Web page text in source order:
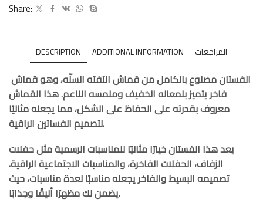
Share:
DESCRIPTION ADDITIONAL INFORMATION المراجعات
فاخر يتميز بلمعانه الخفيف وملمسه الناعم. هذا القماش
معروف بقدرته على الحفاظ على الشكل، مما يجعله مثاليًا
لتصميم الفساتين الراقية.
يعد هذا الفستان خيارًا مثاليًا للمناسبات الرسمية مثل حفلات
الزفاف، الحفلات الفاخرة، والمناسبات الاجتماعية الراقية.
تصميمه البسيط والفاخر يجعله مناسبًا لعدة مناسبات، حيث
يضمن لك مظهرًا أنيقًا وجذابًا.